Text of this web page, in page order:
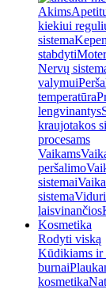
Akims
kiekiui
sistema
stabdyti
Nervų
valymui
temperatūra
lengvinantys
kraujotakos
procesams
Vaikams
peršalimo
sistemai
sistema
laisvinančios
Kosmetika
Rodyti viską
Kūdikiams ir
burnai
kosmetika